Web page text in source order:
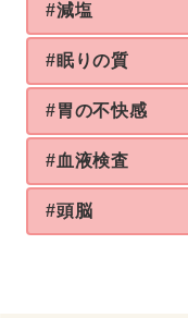
#減塩
#眠りの質
#胃の不快感
#血液検査
#頭脳